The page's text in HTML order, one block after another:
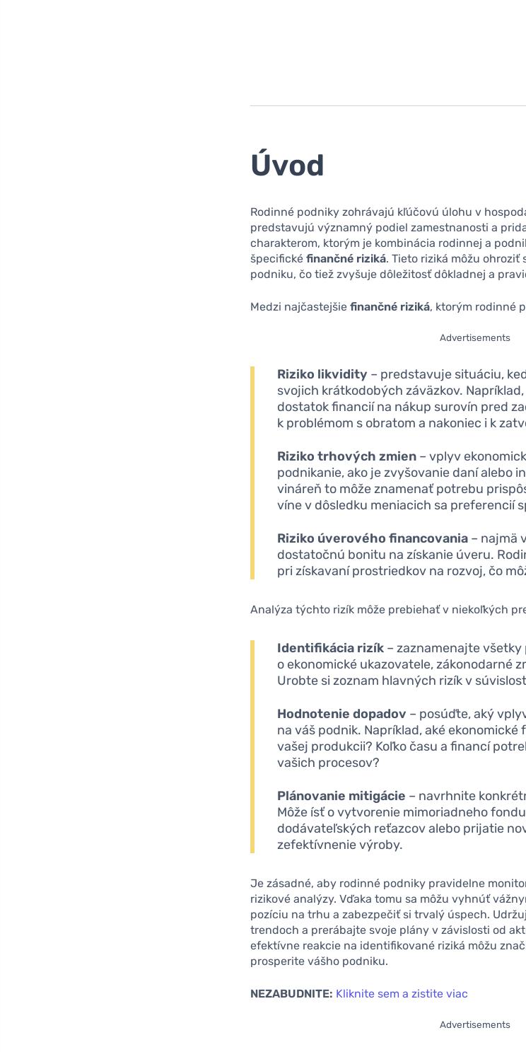
Úvod
Rodinné podniky zohrávajú kľúčovú úlohu v
predstavujú významný podiel zamestnanosti a
charakterom, ktorým je kombinácia rodinnej a
špecifickéfinančné riziká. Tieto riziká môžu
podniku, čo tiež zvyšuje dôležitosť dôkladnej a
Medzi najčastejšiefinančné riziká, ktorým rodinné
Advertisements
Riziko likvidity – predstavuje situáciu,
svojich krátkodobých záväzkov.
dostatok financií na nákup surovín pred
k problémom s obratom a nakoniec i k
Riziko trhových zmien – vplyv
podnikanie, ako je zvyšovanie daní alebo
vináreň to môže znamenať potrebu
víne v dôsledku meniacich sa preferencií
Riziko úverového financovania – najmä
dostatočnú bonitu na získanie úveru.
pri získavaní prostriedkov na rozvoj, čo
Analýza týchto rizík môže prebiehať v niekoľkých
Identifikácia rizík – zaznamenajte
o ekonomické ukazovatele, zákonodarné
Urobte si zoznam hlavných rizík v
Hodnotenie dopadov – posúďte, aký
na váš podnik. Napríklad, aké
vašej produkcii? Koľko času a financí
vašich procesov?
Plánovanie mitigácie – navrhnite
Môže ísť o vytvorenie mimoriadneho
dodávateľských reťazcov alebo prijatie
zefektívnenie výroby.
Je zásadné, aby rodinné podniky pravidelne
rizikové analýzy. Vďaka tomu sa môžu vyhnúť
pozíciu na trhu a zabezpečiť si trvalý úspech.
trendoch a prerábajte svoje plány v závislosti od
efektívne reakcie na identifikované riziká môžu
prosperite vášho podniku.
NEZABUDNITE: Kliknite sem a zistite viac
Advertisements